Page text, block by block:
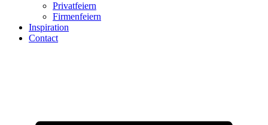
Privatfeiern
Firmenfeiern
Inspiration
Contact